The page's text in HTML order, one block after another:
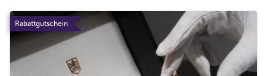
Rabattgutschein